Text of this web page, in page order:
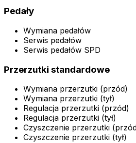
Pedały
Wymiana pedałów
Serwis pedałów
Serwis pedałów SPD
Przerzutki standardowe
Wymiana przerzutki (przód)
Wymiana przerzutki (tył)
Regulacja przerzutki (przód)
Regulacja przerzutki (tył)
Czyszczenie przerzutki
Czyszczenie przerzutki (tył)